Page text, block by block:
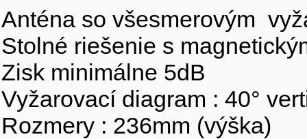
Anténa so všesmerovým
Stolné riešenie s
Zisk minimálne 5dB
Vyžarovací diagram : 40°
Rozmery : 236mm (výška)